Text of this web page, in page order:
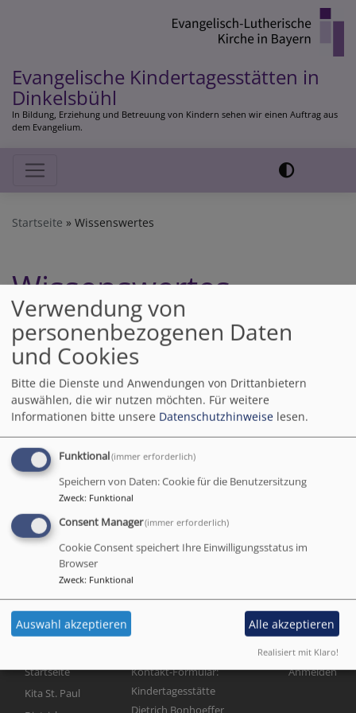
Evangelische Kindertagesstätten in
Dinkelsbühl
In Bildung, Erziehung und Betreuung von Kindern sehen wir einen Auftrag aus
dem Evangelium.
Hauptnavigation
Startseite Wissenswertes
Wissenswertes
Einige Themen betreffen alle unsere Einrichtungen.
Wir sind immer wieder auf der Suche nach geeigneten
Mitarbeiter*innen. Über eventuelle
Stellenausschreibungen erfahren Siehiermehr.
Wir bieten den Kindern ein täglich frisch zubereitetes
Mittagessen.Hier finden Sie mehr Informationen.
Öffnungs- und Schließzeiten
finden Sie an dieser Stelle.
Unsere Einrichtungen arbeiten mit vielenPartnern
zusammen.
Hauptnavigation
Startseite
Kita St. Paul
Fußbereichsmenü
Kontakt-Formular:
Kindertagesstätte
Dietrich Bonhoeffer
Anmelden
Verwendung von
personenbezogenen Daten
und Cookies
Bitte die Dienste und Anwendungen von Drittanbietern
auswählen, die wir nutzen möchten. Für weitere
Informationen bitte unsere Datenschutzhinweise lesen.
Funktional(immer erforderlich)
Speichern von Daten: Cookie für die Benutzersitzung
Zweck: Funktional
Consent Manager(immer erforderlich)
Cookie Consent speichert Ihre Einwilligungsstatus im
Browser
Zweck: Funktional
Auswahl akzeptieren Alle akzeptieren
Realisiert mit Klaro!